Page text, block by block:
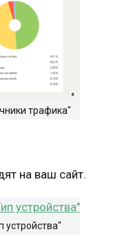
трафика"
на ваш сайт.
устройства"